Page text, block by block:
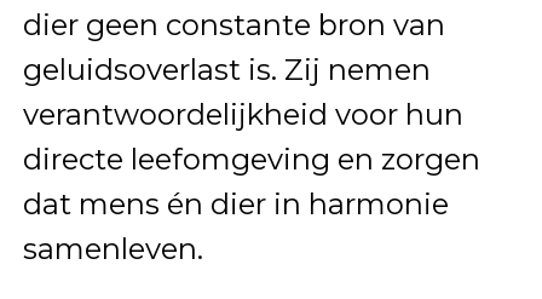
dier geen constante bron van
geluidsoverlast is. Zij nemen
verantwoordelijkheid voor hun
directe leefomgeving en zorgen
dat mens én dier in harmonie
samenleven.